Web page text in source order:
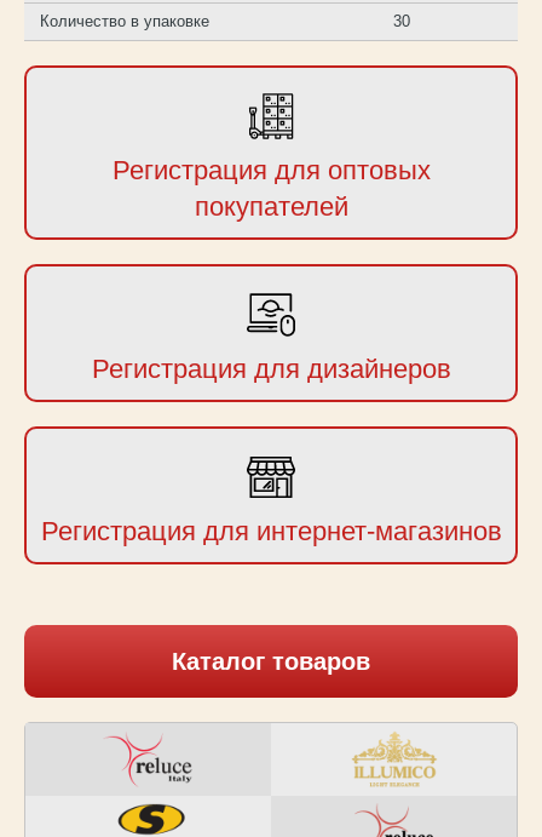
Количество в упаковке 30
Регистрация для оптовых
покупателей
Регистрация для дизайнеров
Регистрация для интернет-магазинов
Каталог товаров